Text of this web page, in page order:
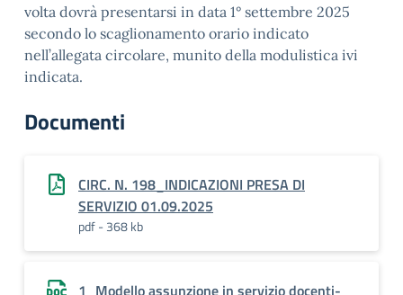
volta dovrà presentarsi in data 1° settembre 2025
secondo lo scaglionamento orario indicato
nell’allegata circolare, munito della modulistica ivi
indicata.
Documenti
CIRC. N. 198_INDICAZIONI PRESA DI
SERVIZIO 01.09.2025
pdf - 368 kb
1_Modello assunzione in servizio docenti-